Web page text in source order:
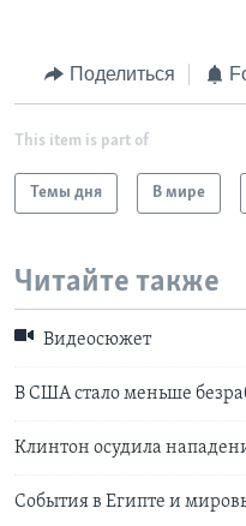
Языки
Поделиться
This item is part of
Темы дня В мире
Читайте также
Видеосюжет
В США cтало меньше
Клинтон осудила
События в Египте и